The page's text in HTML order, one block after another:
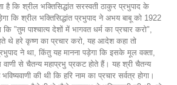
है कि श्रील भक्तिसिद्धांत सरस्वती ठाकुर ‌प्रभुपाद के
कि श्रील भक्तिसिद्धांत प्रभुपाद ने अभय बाबू को 1922
"तुम पाश्चात्य देशों में भागवत धर्म का प्रचार करो",
थे हरे कृष्ण का प्रचार करो, यह आदेश कहा तो
ने था, किंतु यह मानना पड़ेगा कि इसके मूल वक्ता,
वाणी से चैतन्य महाप्रभु प्रकट होते हैं। यह श्री चैतन्य
की थी कि हरि नाम का प्रचार सर्वत्र होगा।